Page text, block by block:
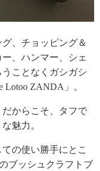
、チョッピング＆
、ハンマー、シェ
ことなくガシガシ
ZANDA」。
からこそ、タフで
魅力。
の使い勝手にとこ
ブッシュクラフトブ